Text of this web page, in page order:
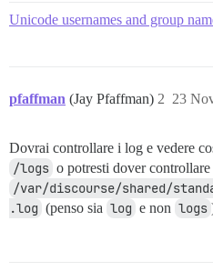
Unicode usernames and group
pfaffman (Jay Pfaffman) 23
2
Dovrai controllare i log e vedere
/logs o potresti dover controllare
/var/discourse/shared/
.log (penso sia log e non logs